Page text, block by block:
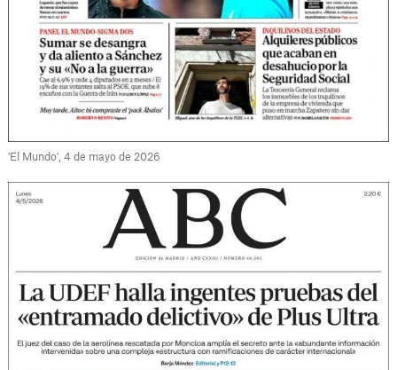
'El Mundo', 4 de mayo de 2026